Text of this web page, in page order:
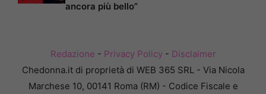
ancora più bello”
Redazione - Privacy Policy- Disclaimer
Chedonna.it di proprietà di WEB 365 SRL - Via Nicola
Marchese 10, 00141 Roma (RM) - Codice Fiscale e